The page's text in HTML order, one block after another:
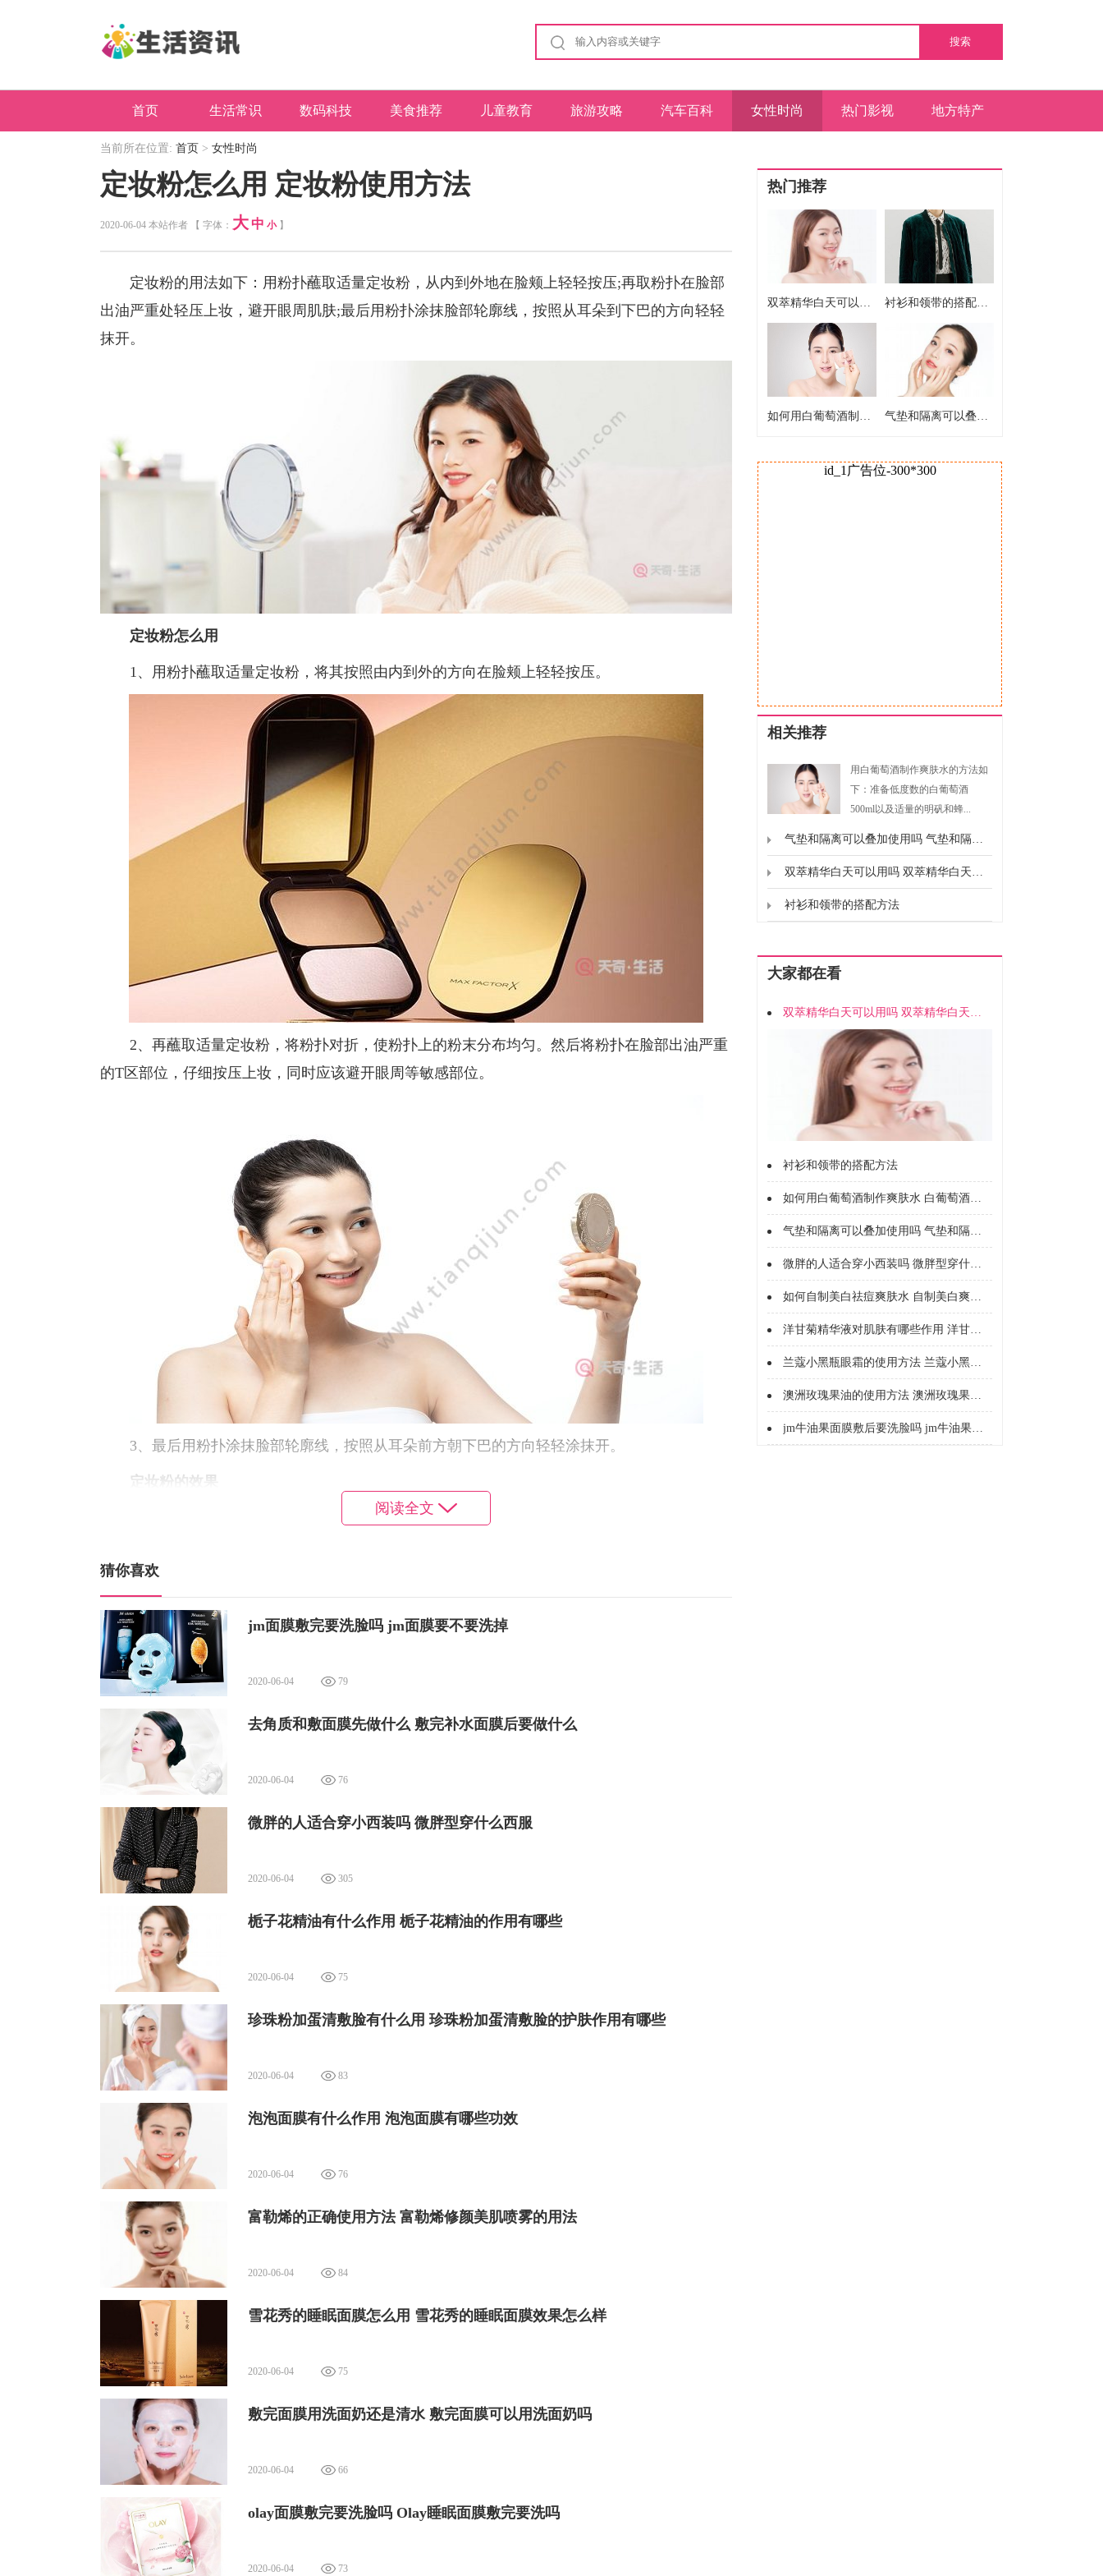
搜索
首页 生活常识 数码科技 美食推荐 儿童教育 旅游攻略 汽车百科 女性时尚 热门影视 地方特产
当前所在位置: 首页 > 女性时尚
定妆粉怎么用 定妆粉使用方法
2020-06-04 本站作者 【 字体： 大 中 小】
定妆粉的用法如下：用粉扑蘸取适量定妆粉，从内到外地在脸颊上轻轻按压;再取粉扑在脸部
出油严重处轻压上妆，避开眼周肌肤;最后用粉扑涂抹脸部轮廓线，按照从耳朵到下巴的方向轻轻
抹开。
定妆粉怎么用
1、用粉扑蘸取适量定妆粉，将其按照由内到外的方向在脸颊上轻轻按压。
2、再蘸取适量定妆粉，将粉扑对折，使粉扑上的粉末分布均匀。然后将粉扑在脸部出油严重
的T区部位，仔细按压上妆，同时应该避开眼周等敏感部位。
3、最后用粉扑涂抹脸部轮廓线，按照从耳朵前方朝下巴的方向轻轻涂抹开。
定妆粉的效果
1、定妆粉让我们的定妆效果更加自然轻薄，让我们的妆面更加服帖不卡粉。
阅读全文
猜你喜欢
jm面膜敷完要洗脸吗 jm面膜要不要洗掉
2020-06-04 79
去角质和敷面膜先做什么 敷完补水面膜后要做什么
2020-06-04 76
微胖的人适合穿小西装吗 微胖型穿什么西服
2020-06-04 305
栀子花精油有什么作用 栀子花精油的作用有哪些
2020-06-04 75
珍珠粉加蛋清敷脸有什么用 珍珠粉加蛋清敷脸的护肤作用有哪些
2020-06-04 83
泡泡面膜有什么作用 泡泡面膜有哪些功效
2020-06-04 76
富勒烯的正确使用方法 富勒烯修颜美肌喷雾的用法
2020-06-04 84
雪花秀的睡眠面膜怎么用 雪花秀的睡眠面膜效果怎么样
2020-06-04 75
敷完面膜用洗面奶还是清水 敷完面膜可以用洗面奶吗
2020-06-04 66
olay面膜敷完要洗脸吗 Olay睡眠面膜敷完要洗吗
2020-06-04 73
热门推荐
双萃精华白天可以用吗 双萃精华白天能不能用 衬衫和领带的搭配方法
如何用白葡萄酒制作爽肤水 白葡萄酒制作爽肤水的好处 气垫和隔离可以叠加使用吗 气垫和隔离能不能一起用
id_1广告位-300*300
相关推荐
用白葡萄酒制作爽肤水的方法如
下：准备低度数的白葡萄酒
500ml以及适量的明矾和蜂...
气垫和隔离可以叠加使用吗 气垫和隔离能不能一起用
双萃精华白天可以用吗 双萃精华白天能不能用
衬衫和领带的搭配方法
大家都在看
双萃精华白天可以用吗 双萃精华白天能不能用
衬衫和领带的搭配方法
如何用白葡萄酒制作爽肤水 白葡萄酒制作爽肤水的好处
气垫和隔离可以叠加使用吗 气垫和隔离能不能一起用
微胖的人适合穿小西装吗 微胖型穿什么西服
如何自制美白祛痘爽肤水 自制美白爽肤水配方
洋甘菊精华液对肌肤有哪些作用 洋甘菊精华液的护肤作用有哪些
兰蔻小黑瓶眼霜的使用方法 兰蔻小黑瓶眼霜怎么用
澳洲玫瑰果油的使用方法 澳洲玫瑰果油怎么用
jm牛油果面膜敷后要洗脸吗 jm牛油果面膜敷后需不需要洗脸